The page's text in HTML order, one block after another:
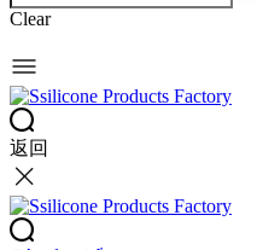
Clear
返回